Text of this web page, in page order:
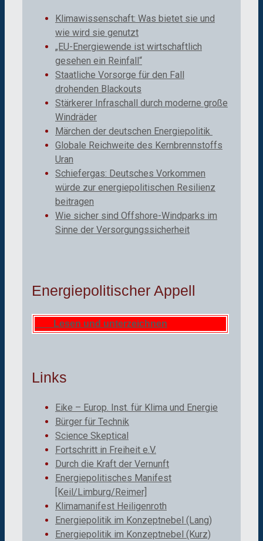
Klimawissenschaft: Was bietet sie und
wie wird sie genutzt
„EU-Energiewende ist wirtschaftlich
gesehen ein Reinfall“
Staatliche Vorsorge für den Fall
drohenden Blackouts
Stärkerer Infraschall durch moderne große
Windräder
Märchen der deutschen Energiepolitik
Globale Reichweite des Kernbrennstoffs
Uran
Schiefergas: Deutsches Vorkommen
würde zur energiepolitischen Resilienz
beitragen
Wie sicher sind Offshore-Windparks im
Sinne der Versorgungssicherheit
Energiepolitischer Appell
Lesen und unterzeichnen
Links
Eike – Europ. Inst. für Klima und Energie
Bürger für Technik
Science Skeptical
Fortschritt in Freiheit e.V.
Durch die Kraft der Vernunft
Energiepolitisches Manifest
[Keil/Limburg/Reimer]
Klimamanifest Heiligenroth
Energiepolitik im Konzeptnebel (Lang)
Energiepolitik im Konzeptnebel (Kurz)